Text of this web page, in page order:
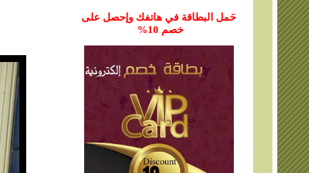
حَمل البطاقة في هاتفك وإحصل على
خصم 10%